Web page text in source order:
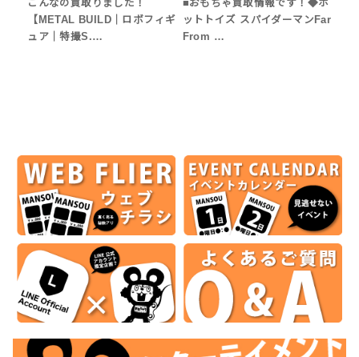
こんなの買取りました！
【METAL BUILD｜ロボフィギ
ュア｜特撮S.…
■おもちゃ買取情報です！◆ホ
ットトイズ スパイダーマンFar
From …